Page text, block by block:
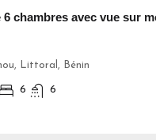
6 chambres avec vue sur
Littoral, Bénin
6 6